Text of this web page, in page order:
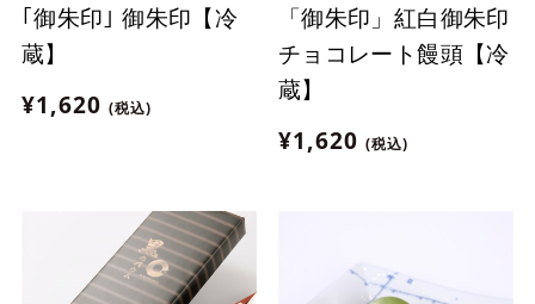
｢御朱印｣ 御朱印【冷
蔵】
¥1,620 (税込)
「御朱印」紅白御朱印
チョコレート饅頭【冷
蔵】
¥1,620 (税込)